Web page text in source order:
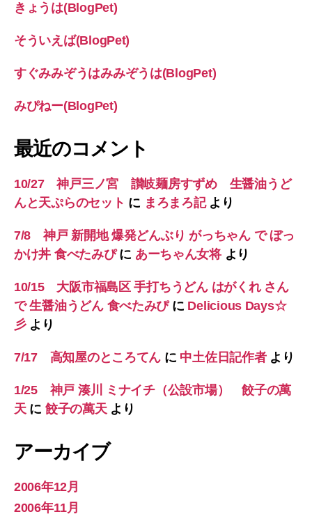
きょうは(BlogPet)
そういえば(BlogPet)
すぐみみぞうはみみぞうは(BlogPet)
みぴねー(BlogPet)
最近のコメント
10/27 神戸三ノ宮 讃岐麺房すずめ 生醤油うど
んと天ぷらのセット に まろまろ記より
7/8 神戸 新開地 爆発どんぶり がっちゃん で ぼっ
かけ丼 食べたみぴに あーちゃん女将より
10/15 大阪市福島区 手打ちうどん はがくれ さん
で 生醤油うどん 食べたみぴに Delicious Days☆
彡より
7/17 高知屋のところてん に 中土佐日記作者より
1/25 神戸 湊川 ミナイチ（公設市場） 餃子の萬
天に 餃子の萬天より
アーカイブ
2006年12月
2006年11月